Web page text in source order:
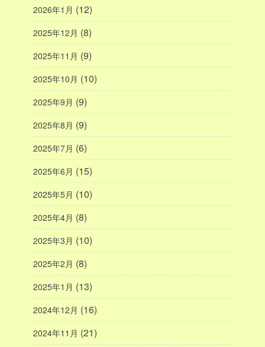
2026年1月 (12)
2025年12月 (8)
2025年11月 (9)
2025年10月 (10)
2025年9月 (9)
2025年8月 (9)
2025年7月 (6)
2025年6月 (15)
2025年5月 (10)
2025年4月 (8)
2025年3月 (10)
2025年2月 (8)
2025年1月 (13)
2024年12月 (16)
2024年11月 (21)